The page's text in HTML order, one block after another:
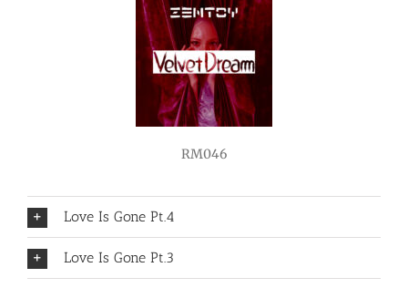
RM046
Love Is Gone Pt.4
Love Is Gone Pt.3